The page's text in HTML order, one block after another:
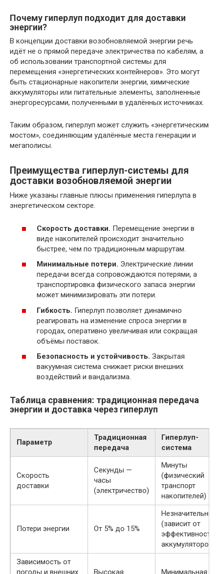
Почему гиперлуп подходит для доставки
энергии?
В концепции доставки возобновляемой энергии речь
идёт не о прямой передаче электричества по кабелям, а
об использовании транспортной системы для
перемещения «энергетических контейнеров». Это могут
быть стационарные накопители энергии, химические
аккумуляторы или питательные элементы, заполненные
энергоресурсами, полученными в удалённых источниках.
Таким образом, гиперлуп может служить «энергетическим
мостом», соединяющим удалённые места генерации и
мегаполисы.
Преимущества гиперлуп-системы для
доставки возобновляемой энергии
Ниже указаны главные плюсы применения гиперлупа в
энергетическом секторе.
Скорость доставки. Перемещение энергии в
виде накопителей происходит значительно
быстрее, чем по традиционным маршрутам.
Минимальные потери. Электрические линии
передачи всегда сопровождаются потерями, а
транспортировка физического запаса энергии
может минимизировать эти потери.
Гибкость. Гиперлуп позволяет динамично
реагировать на изменение спроса энергии в
городах, оперативно увеличивая или сокращая
объёмы поставок.
Безопасность и устойчивость. Закрытая
вакуумная система снижает риски внешних
воздействий и вандализма.
Таблица сравнения: традиционная передача
энергии и доставка через гиперлуп
Параметр
Традиционная
передача
Гиперлуп-
система
Скорость
доставки
Секунды —
часы
(электричество)
Минуты
(физический
транспорт
накопителей)
Потери энергии От 5% до 15%
Незначительные
(зависит от
эффективности
аккумуляторов)
Зависимость от
погоды и внешних
Высокая Минимальная